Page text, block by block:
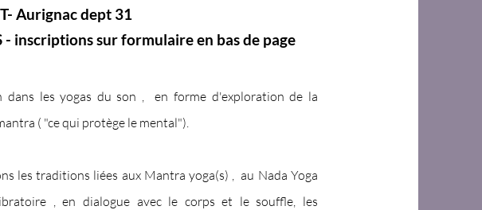
Aurignac dept 31
- inscriptions sur formulaire en bas de page
dans les yogas du son , en forme d'exploration de la
( "ce qui protège le mental").
les traditions liées aux Mantra yoga(s) , au Nada Yoga
, en dialogue avec le corps et le souffle, les